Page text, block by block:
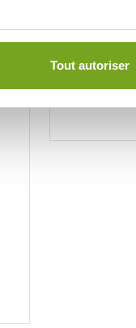
Tout autoriser